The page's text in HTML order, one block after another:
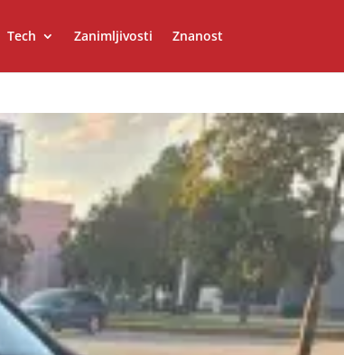
Tech Zanimljivosti Znanost